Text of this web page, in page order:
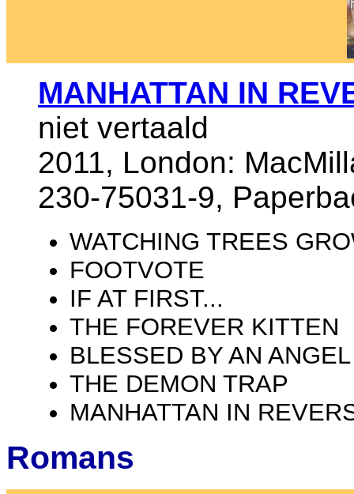
MANHATTAN IN
niet vertaald
2011, London:
230-75031-9,
WATCHING TREES
FOOTVOTE
IF AT FIRST...
THE FOREVER KITTEN
BLESSED BY AN ANGEL
THE DEMON TRAP
MANHATTAN IN
Romans